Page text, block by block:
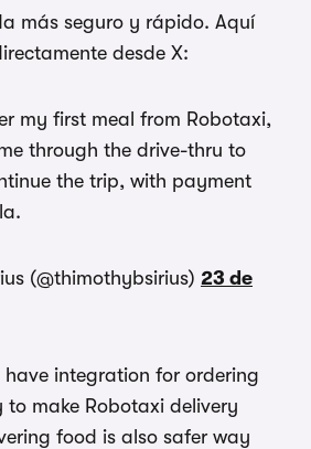
más seguro y rápido. Aquí
desde X:
my first meal from Robotaxi,
through the drive-thru to
the trip, with payment
(@thimothybsirius) 23 de
integration for ordering
to make Robotaxi delivery
food is also safer way